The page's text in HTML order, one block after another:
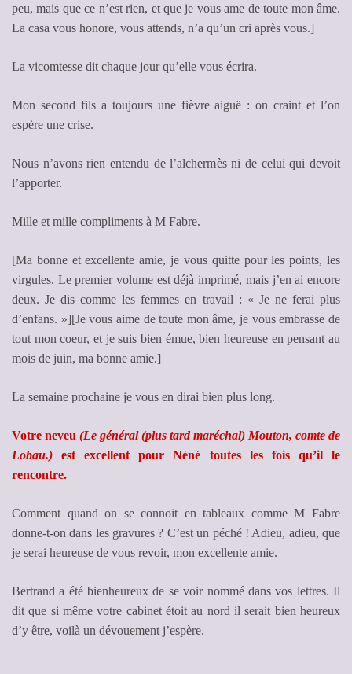
peu, mais que ce n’est rien, et que je vous ame de toute mon âme.
La casa vous honore, vous attends, n’a qu’un cri après vous.]
La vicomtesse dit chaque jour qu’elle vous écrira.
Mon second fils a toujours une fièvre aiguë : on craint et l’on
espère une crise.
Nous n’avons rien entendu de l’alchermès ni de celui qui devoit
l’apporter.
Mille et mille compliments à M Fabre.
[Ma bonne et excellente amie, je vous quitte pour les points, les
virgules. Le premier volume est déjà imprimé, mais j’en ai encore
deux. Je dis comme les femmes en travail : « Je ne ferai plus
d’enfans. »][Je vous aime de toute mon âme, je vous embrasse de
tout mon coeur, et je suis bien émue, bien heureuse en pensant au
mois de juin, ma bonne amie.]
La semaine prochaine je vous en dirai bien plus long.
Votre neveu (Le général (plus tard maréchal) Mouton, comte de
Lobau.) est excellent pour Néné toutes les fois qu’il le
rencontre.
Comment quand on se connoit en tableaux comme M Fabre
donne-t-on dans les gravures ? C’est un péché ! Adieu, adieu, que
je serai heureuse de vous revoir, mon excellente amie.
Bertrand a été bienheureux de se voir nommé dans vos lettres. Il
dit que si même votre cabinet étoit au nord il serait bien heureux
d’y être, voilà un dévouement j’espère.